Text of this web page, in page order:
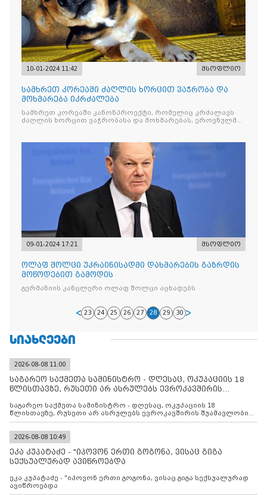
10-01-2024 11:42 მსოფლიო
სამხრეთ კორეაში ძაღლის ხორცით ვაჭრობა და
მოხმარება იკრძალება
სამხრეთ კორეაში კანონპროექტი, რომელიც კრძალავს
ძაღლის ხორცით ვაჭრობასა და მოხმარებას, ეროვნულმა
09-01-2024 17:21 მსოფლიო
ოლაფ შოლცი უკრაინისადმი დახმარების გაზრდის
მოწოდებით გამოდის
გერმანიის კანცლერი ოლაფ შოლცი აცხადებს
23 24 25 26 27 28 29 30
ᲡᲘᲐᲮᲚᲔᲔᲑᲘ
2026-08-08 11:00
საგარეო საქმეთა სამინისტრო - დღესაც, ოკუპაციის 18
წლისთავზე, რუსეთი არ ასრულებს ევროკავშირის
საგარეო საქმეთა სამინისტრო - დღესაც, ოკუპაციის 18
წლისთავზე, რუსეთი არ ასრულებს ევროკავშირის შუამავლობით
დადებულ 2008 წლის 12 აგვისტოს ცეცხლის შეწყვეტის
კონტროლს ოკუპირებულ რეგიონებში, აგრძელებს მათი
მილიტარიზაციის პროცესს და აქტიურად დგამს ნაბიჯებს მათი
ფაქტობრივი ანექსიისკენ
2026-08-08 10:49
ეკა კუპატაძე - "იპოვონ ერთი გოგონა, ვისაც გიგა
სექსუალურად ავიწროებდა
ეკა კუპატაძე - "იპოვონ ერთი გოგონა, ვისაც გიგა სექსუალურად
ავიწროებდა